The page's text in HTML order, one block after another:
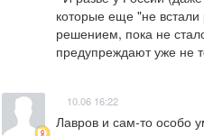
которые еще "не
решением, пока не
предупреждают уже не
10.06 16:22
Лавров и сам-то особо